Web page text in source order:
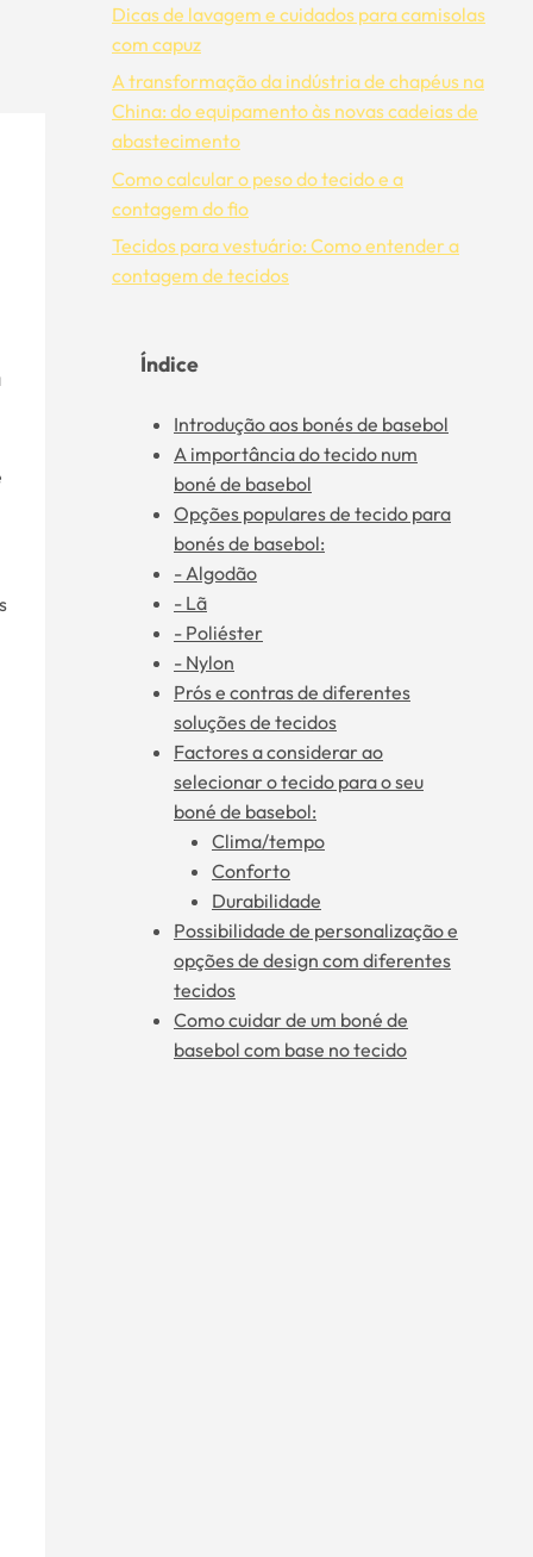
Dicas de lavagem e cuidados para camisolas
com capuz
A transformação da indústria de chapéus na
China: do equipamento às novas cadeias de
abastecimento
Como calcular o peso do tecido e a
contagem do fio
Tecidos para vestuário: Como entender a
contagem de tecidos
Índice
Introdução aos bonés de basebol
A importância do tecido num
boné de basebol
Opções populares de tecido para
bonés de basebol:
- Algodão
- Lã
- Poliéster
- Nylon
Prós e contras de diferentes
soluções de tecidos
Factores a considerar ao
selecionar o tecido para o seu
boné de basebol:
Clima/tempo
Conforto
Durabilidade
Possibilidade de personalização e
opções de design com diferentes
tecidos
Como cuidar de um boné de
basebol com base no tecido